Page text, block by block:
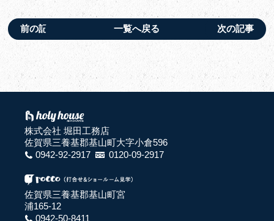
前の記事 一覧へ戻る 次の記事
株式会社 堀田工務店
佐賀県三養基郡基山町大字小倉596
0942-92-2917
0120-09-2917
佐賀県三養基郡基山町宮
浦165-12
0942-50-8411